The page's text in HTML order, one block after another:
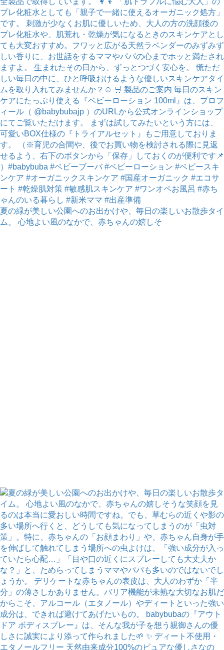
夏の緑が美しい公園へのお出かけや、毎日の楽しいお散歩タイ
ム。 心地よい風のなかで、赤ちゃんの嬉しそ